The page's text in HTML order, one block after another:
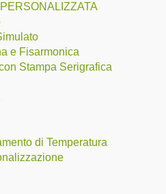
e Fisarmonica
Stampa Serigrafica
di Temperatura